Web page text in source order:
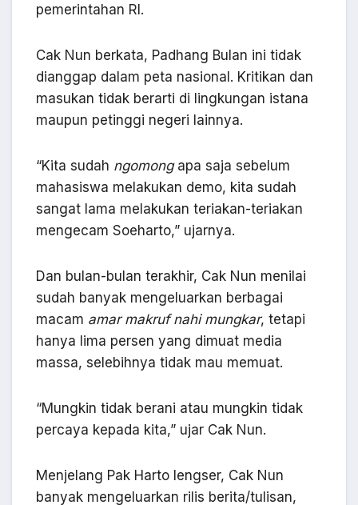
pemerintahan RI.
Cak Nun berkata, Padhang Bulan ini tidak
dianggap dalam peta nasional. Kritikan dan
masukan tidak berarti di lingkungan istana
maupun petinggi negeri lainnya.
“Kita sudah ngomongapa saja sebelum
mahasiswa melakukan demo, kita sudah
sangat lama melakukan teriakan-teriakan
mengecam Soeharto,” ujarnya.
Dan bulan-bulan terakhir, Cak Nun menilai
sudah banyak mengeluarkan berbagai
macam amar makruf nahi mungkar, tetapi
hanya lima persen yang dimuat media
massa, selebihnya tidak mau memuat.
“Mungkin tidak berani atau mungkin tidak
percaya kepada kita,” ujar Cak Nun.
Menjelang Pak Harto lengser, Cak Nun
banyak mengeluarkan rilis berita/tulisan,